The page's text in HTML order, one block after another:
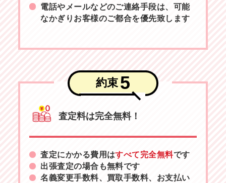
電話やメールなどのご連絡手段は、可能
なかぎりお客様のご都合を優先致します
約束 5
査定料は完全無料！
査定にかかる費用はすべて完全無料です
出張査定の場合も無料です
名義変更手数料、買取手数料、お支払い